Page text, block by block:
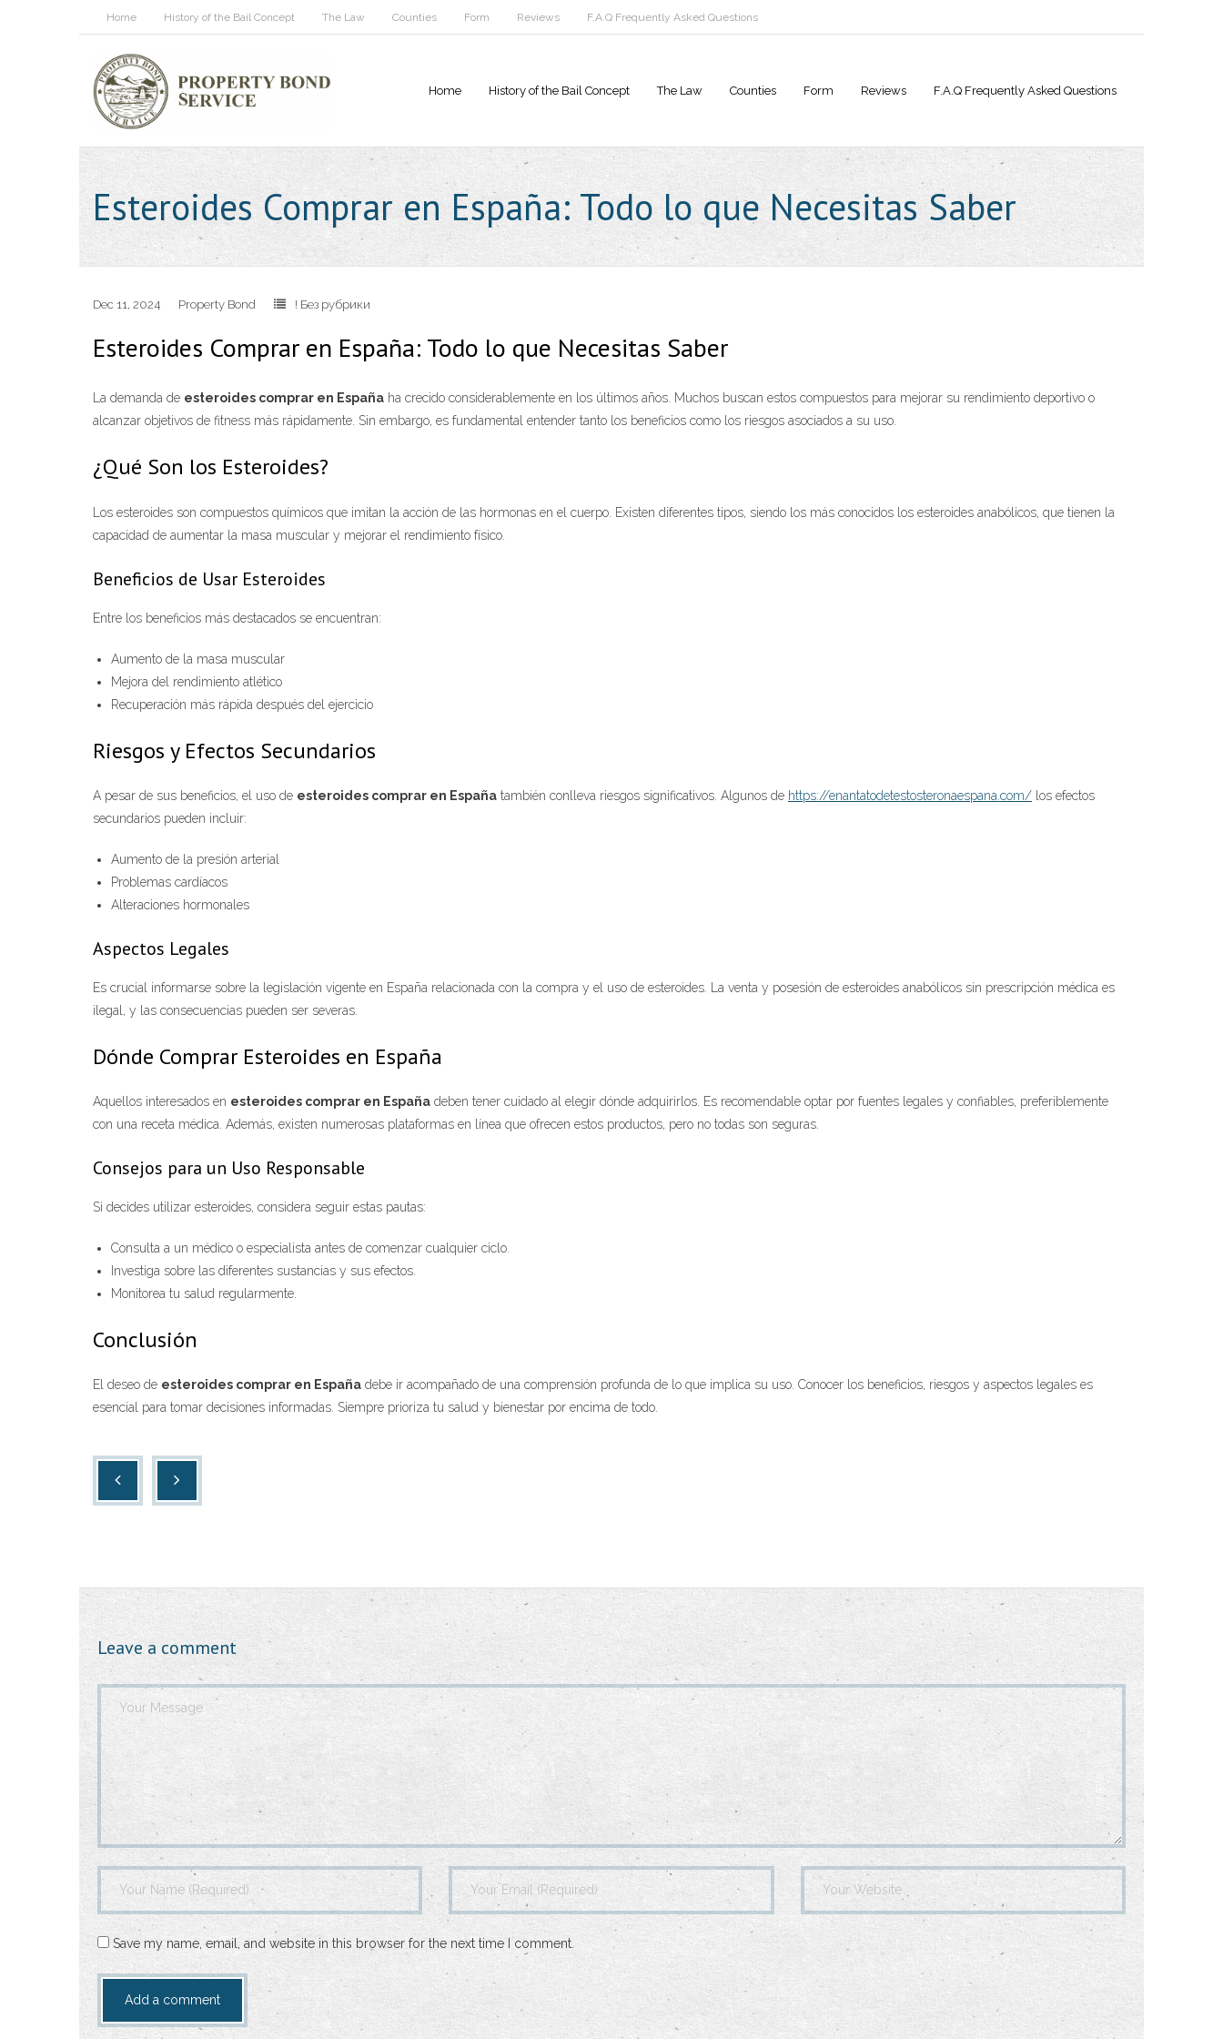
Home History of the Bail Concept The Law Counties Form Reviews F.A.Q Frequently Asked Questions
Home History of the Bail Concept The Law Counties Form Reviews F.A.Q Frequently Asked Questions
Esteroides Comprar en España: Todo lo que Necesitas Saber
Dec 11, 2024 Property Bond ! Без рубрики
Esteroides Comprar en España: Todo lo que Necesitas Saber
La demanda de esteroides comprar en España ha crecido considerablemente en los últimos años. Muchos buscan estos compuestos para mejorar su rendimiento deportivo o
alcanzar objetivos de fitness más rápidamente. Sin embargo, es fundamental entender tanto los beneficios como los riesgos asociados a su uso.
¿Qué Son los Esteroides?
Los esteroides son compuestos químicos que imitan la acción de las hormonas en el cuerpo. Existen diferentes tipos, siendo los más conocidos los esteroides anabólicos, que tienen la
capacidad de aumentar la masa muscular y mejorar el rendimiento físico.
Beneficios de Usar Esteroides
Entre los beneficios más destacados se encuentran:
Aumento de la masa muscular
Mejora del rendimiento atlético
Recuperación más rápida después del ejercicio
Riesgos y Efectos Secundarios
A pesar de sus beneficios, el uso de esteroides comprar en España también conlleva riesgos significativos. Algunos de https://enantatodetestosteronaespana.com/ los efectos
secundarios pueden incluir:
Aumento de la presión arterial
Problemas cardíacos
Alteraciones hormonales
Aspectos Legales
Es crucial informarse sobre la legislación vigente en España relacionada con la compra y el uso de esteroides. La venta y posesión de esteroides anabólicos sin prescripción médica es
ilegal, y las consecuencias pueden ser severas.
Dónde Comprar Esteroides en España
Aquellos interesados en esteroides comprar en España deben tener cuidado al elegir dónde adquirirlos. Es recomendable optar por fuentes legales y confiables, preferiblemente
con una receta médica. Además, existen numerosas plataformas en línea que ofrecen estos productos, pero no todas son seguras.
Consejos para un Uso Responsable
Si decides utilizar esteroides, considera seguir estas pautas:
Consulta a un médico o especialista antes de comenzar cualquier ciclo.
Investiga sobre las diferentes sustancias y sus efectos.
Monitorea tu salud regularmente.
Conclusión
El deseo de esteroides comprar en España debe ir acompañado de una comprensión profunda de lo que implica su uso. Conocer los beneficios, riesgos y aspectos legales es
esencial para tomar decisiones informadas. Siempre prioriza tu salud y bienestar por encima de todo.
Leave a comment
Save my name, email, and website in this browser for the next time I comment.